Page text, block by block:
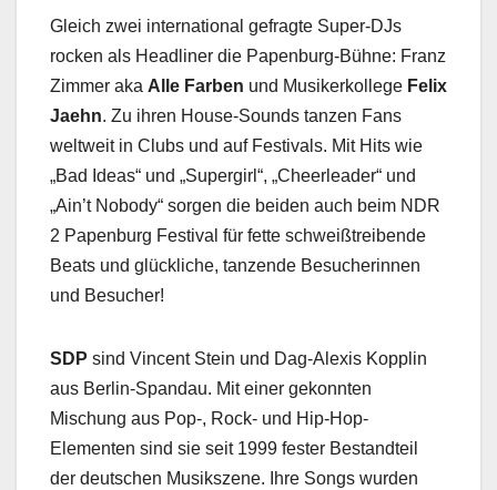
Gleich zwei international gefragte Super-DJs
rocken als Headliner die Papenburg-Bühne: Franz
Zimmer aka Alle Farben und Musikerkollege Felix
Jaehn. Zu ihren House-Sounds tanzen Fans
weltweit in Clubs und auf Festivals. Mit Hits wie
„Bad Ideas“ und „Supergirl“, „Cheerleader“ und
„Ain’t Nobody“ sorgen die beiden auch beim NDR
2 Papenburg Festival für fette schweißtreibende
Beats und glückliche, tanzende Besucherinnen
und Besucher!
SDP sind Vincent Stein und Dag-Alexis Kopplin
aus Berlin-Spandau. Mit einer gekonnten
Mischung aus Pop-, Rock- und Hip-Hop-
Elementen sind sie seit 1999 fester Bestandteil
der deutschen Musikszene. Ihre Songs wurden